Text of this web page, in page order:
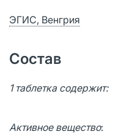
ЭГИС, Венгрия
Состав
1 таблетка содержит:
Активное вещество: